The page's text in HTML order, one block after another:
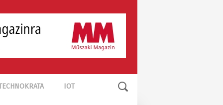
IOT